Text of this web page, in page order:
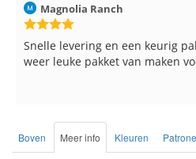
Hilde uit Loyers
Reeds meerdere keren
breinaalden besteld, altijd heel
Boven Meer info Kleuren